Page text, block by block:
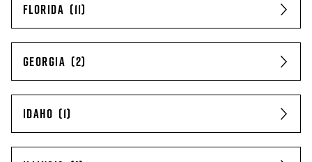
FLORIDA
GEORGIA
IDAHO